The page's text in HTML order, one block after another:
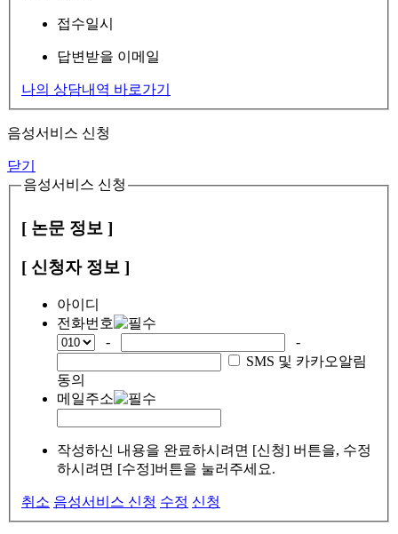
접수일시
답변받을 이메일
나의 상담내역 바로가기
음성서비스 신청
닫기
음성서비스 신청
[ 논문 정보 ]
[ 신청자 정보 ]
아이디
전화번호
-
-
SMS 및 카카오알림
동의
메일주소
작성하신 내용을 완료하시려면 [신청] 버튼을, 수정
하시려면 [수정]버튼을 눌러주세요.
취소 음성서비스 신청 수정 신청